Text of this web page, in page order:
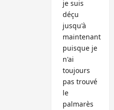
je suis
déçu
jusqu'à
maintenant
puisque je
n'ai
toujours
pas trouvé
le
palmarès